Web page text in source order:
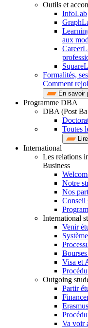
Outils et
InfoLab
aux
Formalités,
Comment
En savoir
Programme DBA
DBA (Post
Toutes
Lire
International
Les relations
Business
Notre
Nos
Conseil
International
Venir
Visa et
Outgoing
Partir
Va voir